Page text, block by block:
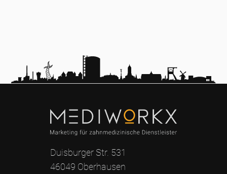
Duisburger Str. 531
46049 Oberhausen